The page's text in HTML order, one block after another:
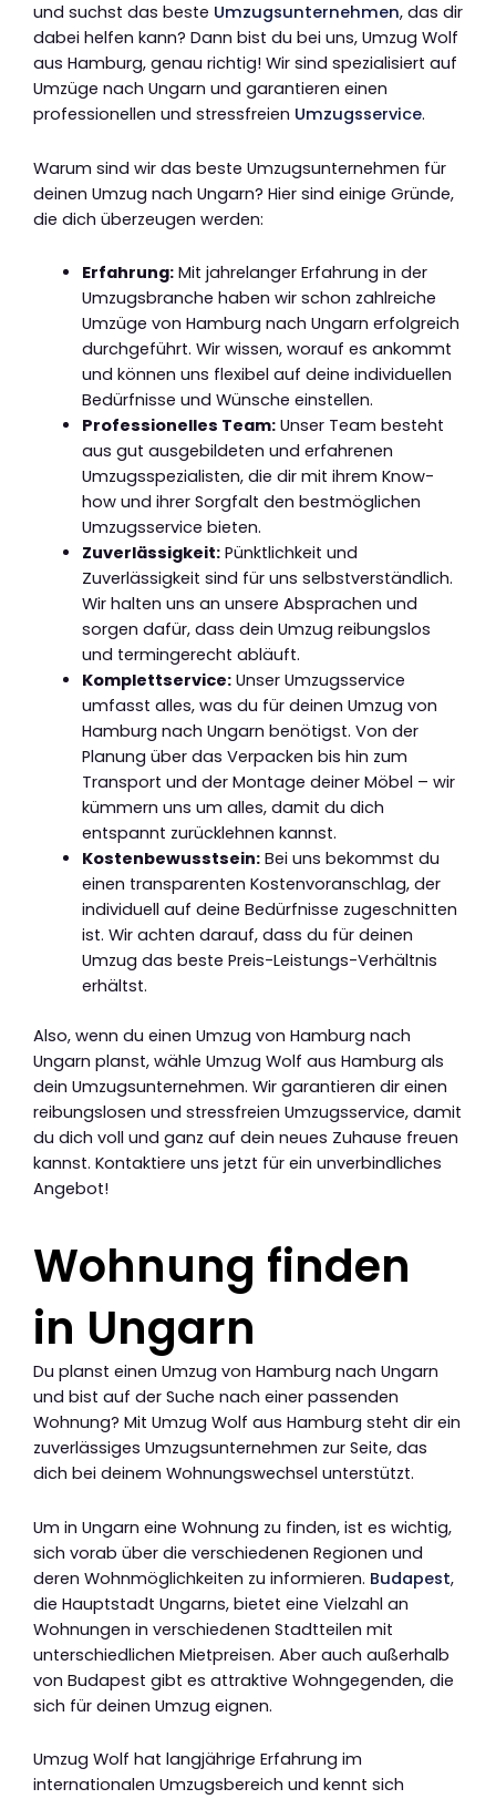
und suchst das beste Umzugsunternehmen, das dir
dabei helfen kann? Dann bist du bei uns, Umzug Wolf
aus Hamburg, genau richtig! Wir sind spezialisiert auf
Umzüge nach Ungarn und garantieren einen
professionellen und stressfreien Umzugsservice.
Warum sind wir das beste Umzugsunternehmen für
deinen Umzug nach Ungarn? Hier sind einige Gründe,
die dich überzeugen werden:
Erfahrung:Mit jahrelanger Erfahrung in der
Umzugsbranche haben wir schon zahlreiche
Umzüge von Hamburg nach Ungarn erfolgreich
durchgeführt. Wir wissen, worauf es ankommt
und können uns flexibel auf deine individuellen
Bedürfnisse und Wünsche einstellen.
Professionelles Team:Unser Team besteht
aus gut ausgebildeten und erfahrenen
Umzugsspezialisten, die dir mit ihrem Know-
how und ihrer Sorgfalt den bestmöglichen
Umzugsservice bieten.
Zuverlässigkeit:Pünktlichkeit und
Zuverlässigkeit sind für uns selbstverständlich.
Wir halten uns an unsere Absprachen und
sorgen dafür, dass dein Umzug reibungslos
und termingerecht abläuft.
Komplettservice:Unser Umzugsservice
umfasst alles, was du für deinen Umzug von
Hamburg nach Ungarn benötigst. Von der
Planung über das Verpacken bis hin zum
Transport und der Montage deiner Möbel – wir
kümmern uns um alles, damit du dich
entspannt zurücklehnen kannst.
Kostenbewusstsein:Bei uns bekommst du
einen transparenten Kostenvoranschlag, der
individuell auf deine Bedürfnisse zugeschnitten
ist. Wir achten darauf, dass du für deinen
Umzug das beste Preis-Leistungs-Verhältnis
erhältst.
Also, wenn du einen Umzug von Hamburg nach
Ungarn planst, wähle Umzug Wolf aus Hamburg als
dein Umzugsunternehmen. Wir garantieren dir einen
reibungslosen und stressfreien Umzugsservice, damit
du dich voll und ganz auf dein neues Zuhause freuen
kannst. Kontaktiere uns jetzt für ein unverbindliches
Angebot!
Wohnung finden
in Ungarn
Du planst einen Umzug von Hamburg nach Ungarn
und bist auf der Suche nach einer passenden
Wohnung? Mit Umzug Wolf aus Hamburg steht dir ein
zuverlässiges Umzugsunternehmen zur Seite, das
dich bei deinem Wohnungswechsel unterstützt.
Um in Ungarn eine Wohnung zu finden, ist es wichtig,
sich vorab über die verschiedenen Regionen und
deren Wohnmöglichkeiten zu informieren. Budapest,
die Hauptstadt Ungarns, bietet eine Vielzahl an
Wohnungen in verschiedenen Stadtteilen mit
unterschiedlichen Mietpreisen. Aber auch außerhalb
von Budapest gibt es attraktive Wohngegenden, die
sich für deinen Umzug eignen.
Umzug Wolf hat langjährige Erfahrung im
internationalen Umzugsbereich und kennt sich